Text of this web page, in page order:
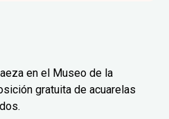
en el Museo de la
gratuita de acuarelas